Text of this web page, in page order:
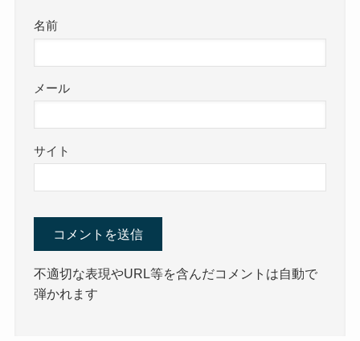
名前
メール
サイト
不適切な表現やURL等を含んだコメントは自動で
弾かれます